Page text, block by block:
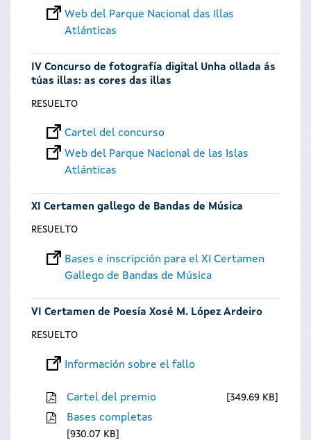
Web del Parque Nacional das Illas
Atlánticas
IV Concurso de fotografía digital Unha ollada ás
túas illas: as cores das illas
RESUELTO
Cartel del concurso
Web del Parque Nacional de las Islas
Atlánticas
XI Certamen gallego de Bandas de Música
RESUELTO
Bases e inscripción para el XI Certamen
Gallego de Bandas de Música
VI Certamen de Poesía Xosé M. López Ardeiro
RESUELTO
Información sobre el fallo
Cartel del premio 349.69 KB
Bases completas
930.07 KB